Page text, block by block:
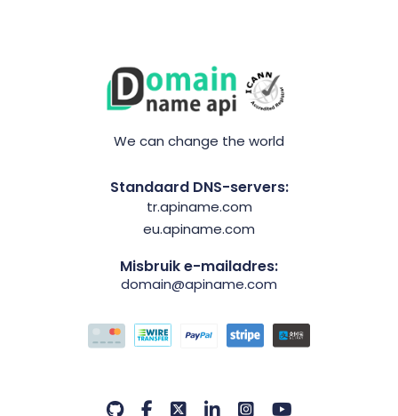
We can change the world
Standaard DNS-servers:
tr.apiname.com
eu.apiname.com
Misbruik e-mailadres:
domain@apiname.com